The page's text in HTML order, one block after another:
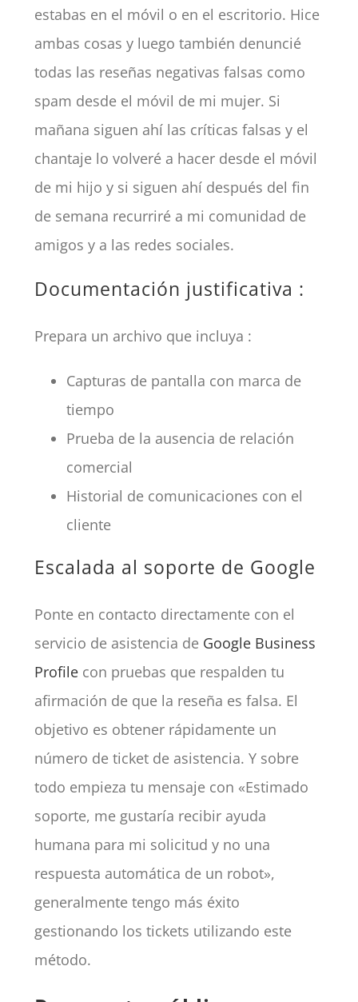
estabas en el móvil o en el escritorio. Hice
ambas cosas y luego también denuncié
todas las reseñas negativas falsas como
spam desde el móvil de mi mujer. Si
mañana siguen ahí las críticas falsas y el
chantaje lo volveré a hacer desde el móvil
de mi hijo y si siguen ahí después del fin
de semana recurriré a mi comunidad de
amigos y a las redes sociales.
Documentación justificativa :
Prepara un archivo que incluya :
Capturas de pantalla con marca de
tiempo
Prueba de la ausencia de relación
comercial
Historial de comunicaciones con el
cliente
Escalada al soporte de Google
Ponte en contacto directamente con el
servicio de asistencia de Google Business
Profilecon pruebas que respalden tu
afirmación de que la reseña es falsa. El
objetivo es obtener rápidamente un
número de ticket de asistencia. Y sobre
todo empieza tu mensaje con «Estimado
soporte, me gustaría recibir ayuda
humana para mi solicitud y no una
respuesta automática de un robot»,
generalmente tengo más éxito
gestionando los tickets utilizando este
método.